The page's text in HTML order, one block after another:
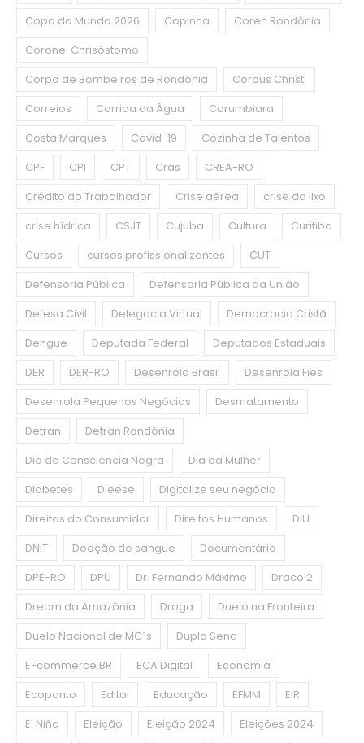
Copa do Mundo 2026
Copinha
Coren Rondônia
Coronel Chrisóstomo
Corpo de Bombeiros de Rondônia
Corpus Christi
Correios
Corrida da Água
Corumbiara
Costa Marques
Covid-19
Cozinha de Talentos
CPF
CPI CPT Cras
CREA-RO
Crédito do Trabalhador
Crise aérea
crise do lixo
crise hídrica
CSJT Cujuba Cultura
Curitiba
Cursos
cursos profissionalizantes
CUT
Defensoria Pública
Defensoria Pública da União
Defesa Civil
Delegacia Virtual
Democracia Cristã
Dengue
Deputada Federal
Deputados Estaduais
DER
DER-RO Desenrola Brasil
Desenrola Fies
Desenrola Pequenos Negócios
Desmatamento
Detran
Detran Rondônia
Dia da Consciência Negra
Dia da Mulher
Diabetes
Dieese
Digitalize seu negócio
Direitos do Consumidor
Direitos Humanos
DIU
DNIT
Doação de sangue
Documentário
DPE-RO
DPU Dr. Fernando Máximo
Draco 2
Dream da Amazônia
Droga
Duelo na Fronteira
Duelo Nacional de MC´s
Dupla Sena
E-commerce.BR
ECA Digital
Economia
Ecoponto
Edital Educação EFMM
EIR
El Niño
Eleição Eleição 2024
Eleições 2024